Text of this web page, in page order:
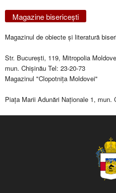
Magazine bisericeşti
Magazinul de obiecte şi literatură
Str. Bucureşti, 119, Mitropolia
mun. Chişinău Tel: 23-20-73
Magazinul "Clopotniţa Moldovei"
Piaţa Marii Adunări Naţionale 1, mun.